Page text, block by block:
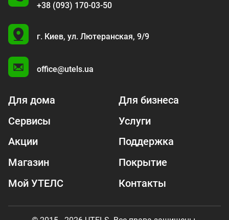
+38 (093) 170-03-50
U
г. Киев, ул. Лютеранская, 9/9
office@utels.ua
Для дома
Для бизнеса
Сервисы
Услуги
Акции
Поддержка
Магазин
Покрытие
Мой УТЕЛС
Контакты